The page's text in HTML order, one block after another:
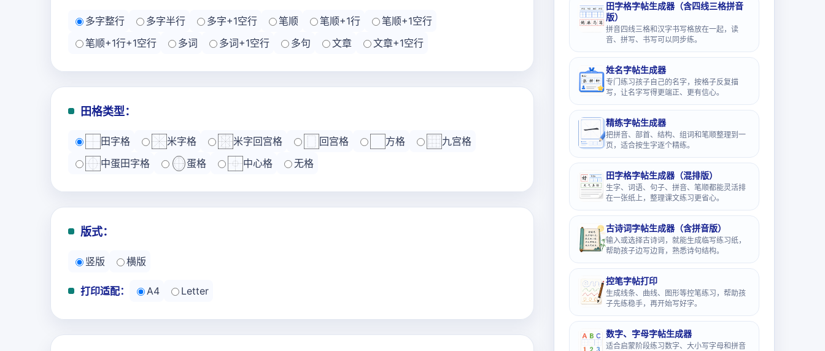
多字整行 多字半行 多字+1空行 笔顺 笔顺+1行
笔顺+1空行
笔顺+1行+1空行
多词 多词+1空行 多句 文章 文章+1空行
田格类型：
田字格 米字格 米字回宫格 回宫格 方格
九宫格
中蛋田字格
蛋格 中心格 无格
版式：
竖版 横版
打印适配： A4 Letter
田字格字帖生成器（含四线三格拼音
版）
拼音四线三格和汉字书写格放在一起，读
音、拼写、书写可以同步练。
姓名字帖生成器
专门练习孩子自己的名字，按格子反复描
写，让名字写得更端正、更有信心。
精练字帖生成器
把拼音、部首、结构、组词和笔顺整理到一
页，适合按生字逐个精练。
田字格字帖生成器（混排版）
生字、词语、句子、拼音、笔顺都能灵活排
在一张纸上，整理课文练习更省心。
古诗词字帖生成器（含拼音版）
输入或选择古诗词，就能生成临写练习纸，
帮助孩子边写边背，熟悉诗句结构。
控笔字帖打印
生成线条、曲线、图形等控笔练习，帮助孩
子先练稳手，再开始写好字。
数字、字母字帖生成器
适合启蒙阶段练习数字、大小写字母和拼音